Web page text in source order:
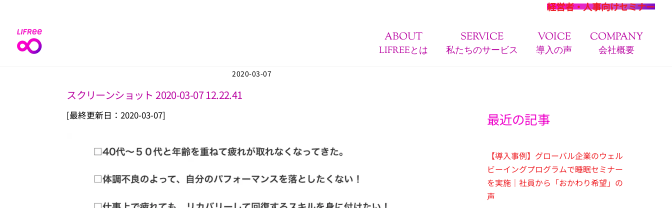
content
経営者・人事向けセミナー
ABOUT
LIFREEとは
SERVICE
私たちのサービス
VOICE
導入の声
COMPANY
会社概要
2020-03-07
スクリーンショット 2020-03-07 12.22.41
[最終更新日：2020-03-07] 最近の記事
【導入事例】グローバル企業のウェル
ビーイングプログラムで睡眠セミナー
を実施｜社員から「おかわり希望」の
声